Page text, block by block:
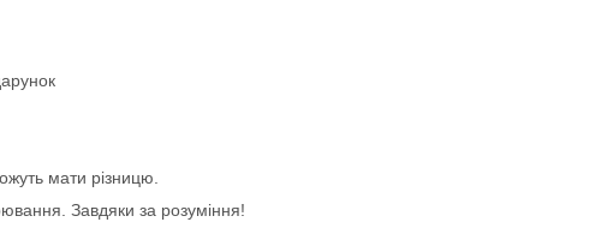
мати різницю.
Завдяки за розуміння!